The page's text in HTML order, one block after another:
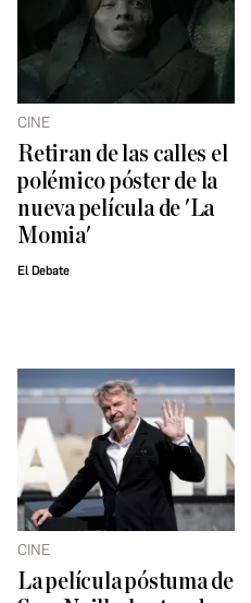
CINE
Retiran de las calles el
polémico póster de la
nueva película de 'La
Momia'
El Debate
CINE
La película póstuma de